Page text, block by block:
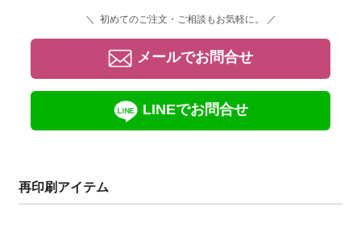
＼ 初めてのご注文・ご相談もお気軽に。 ／
メールでお問合せ
LINEでお問合せ
再印刷アイテム